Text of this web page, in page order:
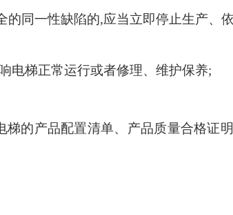
同一性缺陷的,应当立即停止生产、
电梯正常运行或者修理、维护保养;
的产品配置清单、产品质量合格证